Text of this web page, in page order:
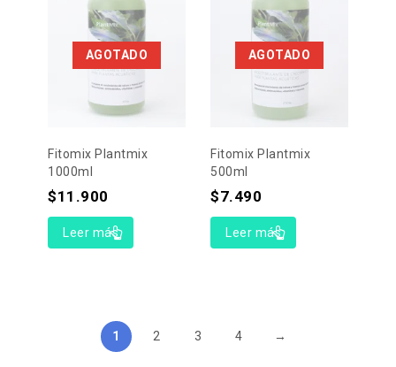
AGOTADO
Fitomix Plantmix
1000ml
$11.900
Leer más
AGOTADO
Fitomix Plantmix
500ml
$7.490
Leer más
1 2 3 4 →